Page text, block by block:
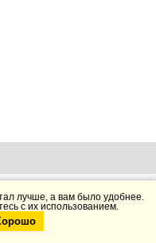
Подробнее
лучше, а вам было удобнее.
с их использованием.